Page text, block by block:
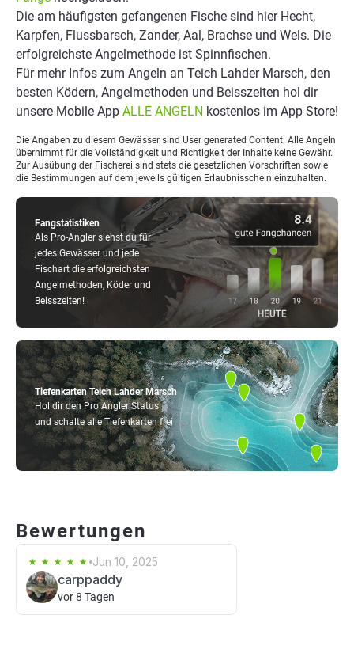
Tiefenkarten Teich Lahder Marsch
Hol dir den Pro Angler Status
und schalte alle Tiefenkarten frei
Fangstatistiken
Als Pro-Angler siehst du für
jedes Gewässer und jede
Fischart die erfolgreichsten
Angelmethoden, Köder und
Beisszeiten!
Die am häufigsten gefangenen Fische sind hier Hecht,
Karpfen, Flussbarsch, Zander, Aal, Brachse und Wels. Die
erfolgreichste Angelmethode ist Spinnfischen.
Für mehr Infos zum Angeln an Teich Lahder Marsch, den
besten Ködern, Angelmethoden und Beisszeiten hol dir
unsere Mobile App ALLE ANGELN kostenlos im App Store!
Die Angaben zu diesem Gewässer sind User generated Content. Alle Angeln
übernimmt für die Vollständigkeit und Richtigkeit der Inhalte keine Gewähr.
Zur Ausübung der Fischerei sind stets die gesetzlichen Vorschriften sowie
die Bestimmungen auf dem jeweils gültigen Erlaubnisschein einzuhalten.
Bewertungen
Jun 10, 2025
carppaddy
vor 8 Tagen